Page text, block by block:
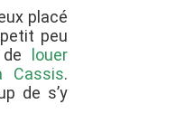
placé
peu
louer
Cassis.
de s’y